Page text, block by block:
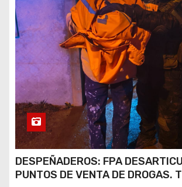
DESPEÑADEROS: FPA
PUNTOS DE VENTA DE DROGAS.